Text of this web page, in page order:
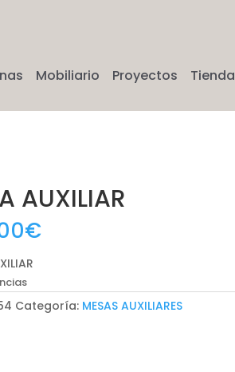
Mobiliario Proyectos Tienda
AUXILIAR
€
Categoría: MESAS AUXILIARES